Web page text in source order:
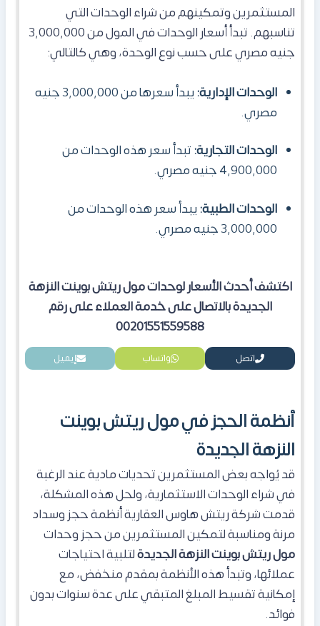
المستثمرين وتمكينهم من شراء الوحدات التي
تناسبهم. تبدأ أسعار الوحدات في المول من 3,000,000
جنيه مصري على حسب نوع الوحدة، وهي كالتالي:
الوحدات الإدارية:
يبدأ سعرها من 3,000,000 جنيه
مصري.
الوحدات التجارية:تبدأ سعر هذه الوحدات من
4,900,000 جنيه مصري.
الوحدات الطبية:يبدأ سعر هذه الوحدات من
3,000,000 جنيه مصري.
اكتشف أحدث الأسعار لوحدات مول ريتش بوينت النزهة
الجديدة بالاتصال على خدمة العملاء على رقم
00201551559588
اتصل واتساب إيميل
أنظمة الحجز في مول ريتش بوينت
النزهة الجديدة
قد يُواجه بعض المستثمرين تحديات مادية عند الرغبة
في شراء الوحدات الاستثمارية، ولحل هذه المشكلة،
قدمت شركة ريتش هاوس العقارية أنظمة حجز وسداد
مرنة ومناسبة لتمكين المستثمرين من حجز وحدات
مول ريتش بوينت النزهة الجديدةلتلبية احتياجات
عملائها، وتبدأ هذه الأنظمة بمقدم منخفض، مع
إمكانية تقسيط المبلغ المتبقي على عدة سنوات بدون
فوائد.